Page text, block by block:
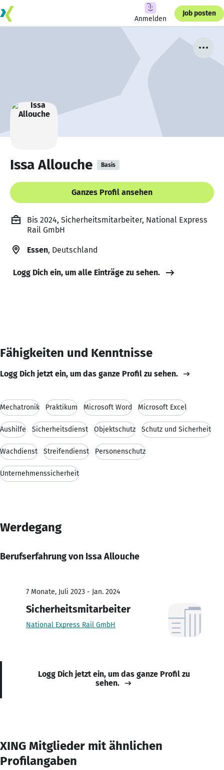
Anmelden
Job posten
Issa Allouche Basis
Ganzes Profil ansehen
Bis 2024, Sicherheitsmitarbeiter, National Express
Rail GmbH
Essen, Deutschland
Logg Dich ein, um alle Einträge zu sehen.
Fähigkeiten und Kenntnisse
Logg Dich jetzt ein, um das ganze Profil zu sehen.
Mechatronik Praktikum Microsoft Word Microsoft Excel
Aushilfe Sicherheitsdienst Objektschutz Schutz und Sicherheit
Wachdienst Streifendienst Personenschutz
Unternehmenssicherheit
Werdegang
Berufserfahrung von Issa Allouche
7 Monate, Juli 2023 - Jan. 2024
Sicherheitsmitarbeiter
National Express Rail GmbH
Logg Dich jetzt ein, um das ganze Profil zu
sehen.
XING Mitglieder mit ähnlichen
Profilangaben